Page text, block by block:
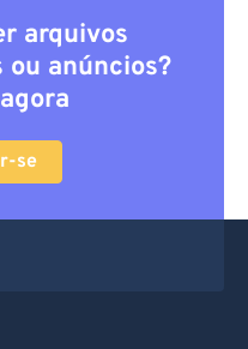
arquivos
ou anúncios?
se